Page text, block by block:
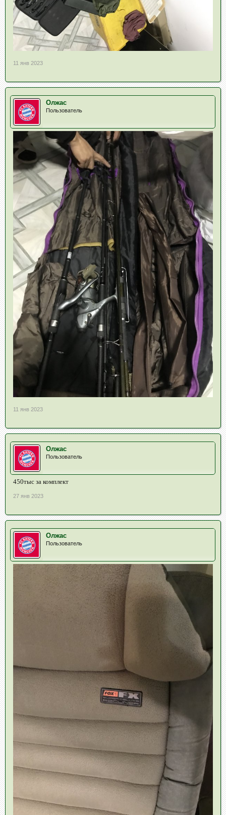
11 янв 2023
Олжас
Пользователь
11 янв 2023
Олжас
Пользователь
450тыс за комплект
27 янв 2023
Олжас
Пользователь